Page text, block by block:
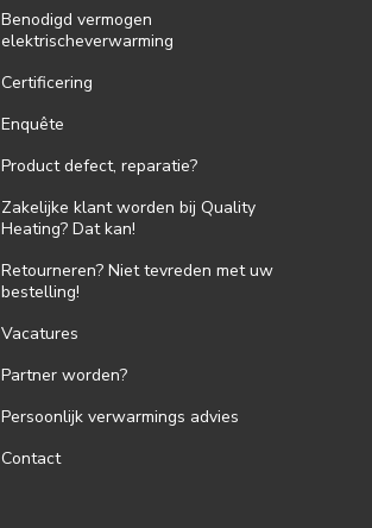
Benodigd vermogen
elektrischeverwarming
Certificering
Enquête
Product defect, reparatie?
Zakelijke klant worden bij Quality
Heating? Dat kan!
Retourneren? Niet tevreden met uw
bestelling!
Vacatures
Partner worden?
Persoonlijk verwarmings advies
Contact